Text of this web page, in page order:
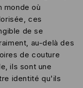
monde où
ces
de se
au-delà des
de couture
ils sont une
identité qu'ils